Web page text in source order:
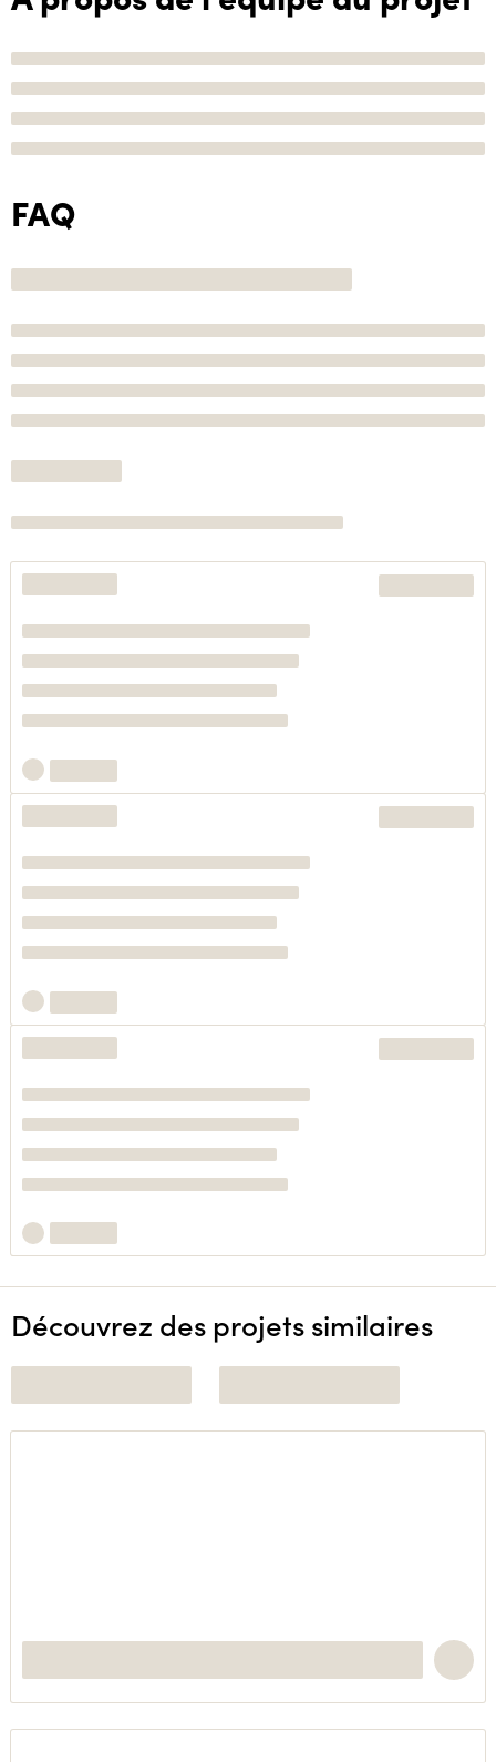
FAQ
Découvrez des projets similaires